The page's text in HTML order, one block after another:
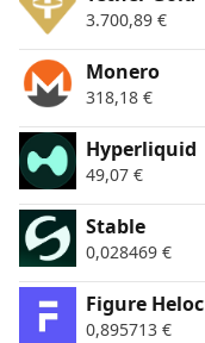
3.700,89 €
Monero
318,18 €
Hyperliquid
49,07 €
​​Stable
0,028469 €
Figure Heloc
0,895713 €